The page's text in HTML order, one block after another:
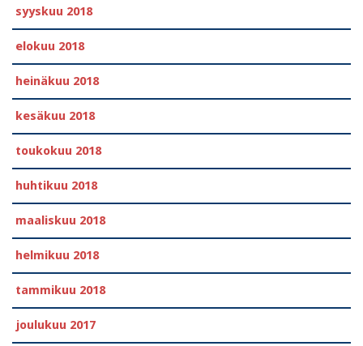
syyskuu 2018
elokuu 2018
heinäkuu 2018
kesäkuu 2018
toukokuu 2018
huhtikuu 2018
maaliskuu 2018
helmikuu 2018
tammikuu 2018
joulukuu 2017